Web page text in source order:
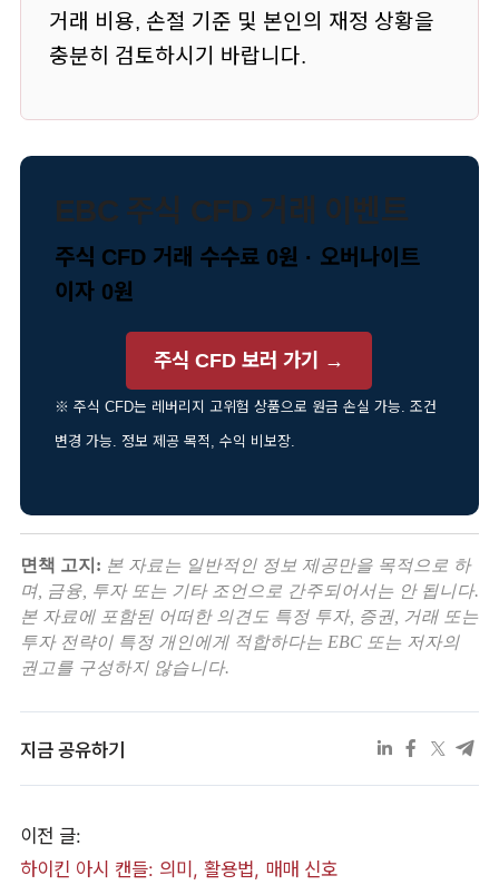
거래 비용, 손절 기준 및 본인의 재정 상황을
충분히 검토하시기 바랍니다.
EBC 주식 CFD 거래 이벤트
주식 CFD 거래 수수료 0원 · 오버나이트
이자 0원
주식 CFD 보러 가기 →
※ 주식 CFD는 레버리지 고위험 상품으로 원금 손실 가능. 조건
변경 가능. 정보 제공 목적, 수익 비보장.
면책 고지: 본 자료는 일반적인 정보 제공만을 목적으로 하
며, 금융, 투자 또는 기타 조언으로 간주되어서는 안 됩니다.
본 자료에 포함된 어떠한 의견도 특정 투자, 증권, 거래 또는
투자 전략이 특정 개인에게 적합하다는 EBC 또는 저자의
권고를 구성하지 않습니다.
지금 공유하기
이전 글:
하이킨 아시 캔들: 의미, 활용법, 매매 신호